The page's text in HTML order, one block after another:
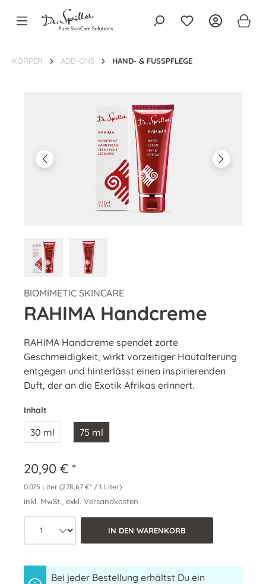
springen
KÖRPER ADD-ONS HAND- & FUSSPFLEGE
BIOMIMETIC SKINCARE
RAHIMA Handcreme
RAHIMA Handcreme spendet zarte
Geschmeidigkeit, wirkt vorzeitiger Hautalterung
entgegen und hinterlässt einen inspirierenden
Duft, der an die Exotik Afrikas erinnert.
Inhalt
30 ml 75 ml
20,90 € *
0.075 Liter (278,67 €* / 1 Liter)
inkl. MwSt., exkl. Versandkosten
Produkt Anzahl: Wähle die
IN DEN WARENKORB
Bei jeder Bestellung erhältst Du ein